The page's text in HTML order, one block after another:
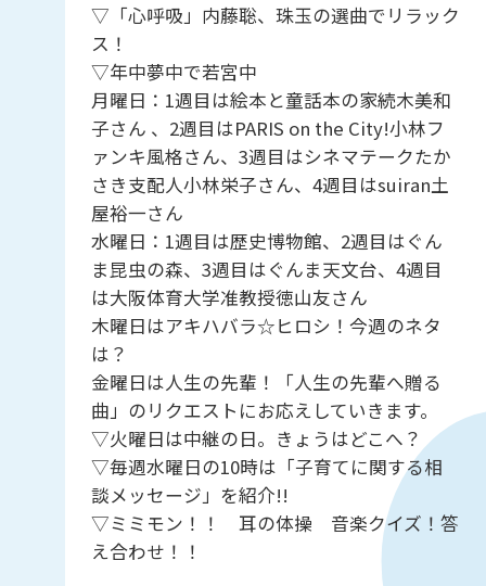
▽「心呼吸」内藤聡、珠玉の選曲でリラック
ス！
▽年中夢中で若宮中
月曜日：1週目は絵本と童話本の家続木美和
子さん 、2週目はPARIS on the City!小林フ
ァンキ風格さん、3週目はシネマテークたか
さき支配人小林栄子さん、4週目はsuiran土
屋裕一さん
水曜日：1週目は歴史博物館、2週目はぐん
ま昆虫の森、3週目はぐんま天文台、4週目
は大阪体育大学准教授徳山友さん
木曜日はアキハバラ☆ヒロシ！今週のネタ
は？
金曜日は人生の先輩！「人生の先輩へ贈る
曲」のリクエストにお応えしていきます。
▽火曜日は中継の日。きょうはどこへ？
▽毎週水曜日の10時は「子育てに関する相
談メッセージ」を紹介!!
▽ミミモン！！ 耳の体操 音楽クイズ！答
え合わせ！！